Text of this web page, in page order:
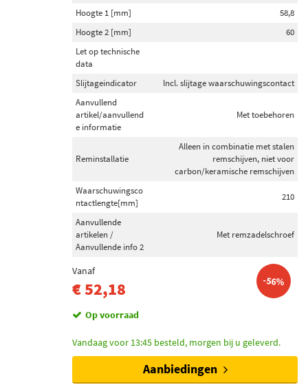
Hoogte 1 [mm]
58,8
Hoogte 2 [mm]
60
Let op technische
data
Slijtageindicator
Incl. slijtage waarschuwingscontact
Aanvullend
artikel/aanvullend
e informatie
Met toebehoren
Reminstallatie
Alleen in combinatie met stalen
remschijven, niet voor
carbon/keramische remschijven
Waarschuwingsco
ntactlengte[mm]
210
Aanvullende
artikelen /
Aanvullende info 2
Met remzadelschroef
Vanaf
€ 52,18 -56%
Op voorraad
Vandaag voor 13:45 besteld, morgen bij u geleverd.
Aanbiedingen